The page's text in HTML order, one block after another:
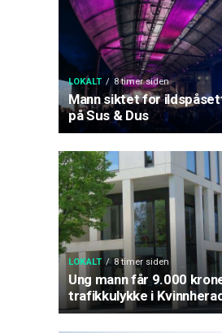
LOKALT 8 timer siden
Mann siktet for
på Sus & Dus
LOKALT 8 timer siden
Ung mann får 9.000
trafikkulykke i